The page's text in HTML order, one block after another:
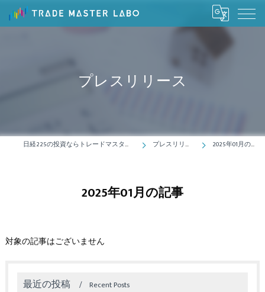
プレスリリース
日経225の投資ならトレードマスターラボ プレスリリース 2025年01月の記事
2025年01月の記事
対象の記事はございません
最近の投稿 Recent Posts